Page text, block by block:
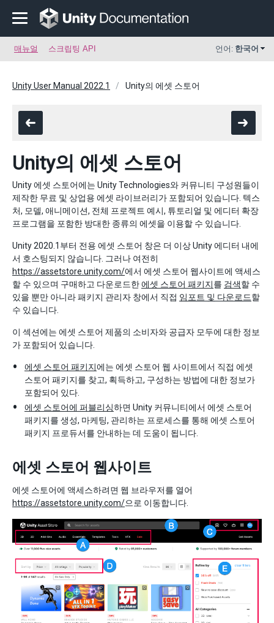
매뉴얼 스크립팅 API 언어: 한국어
Unity User Manual 2022.1 Unity의 에셋 스토어
Unity의 에셋 스토어
Unity 에셋 스토어에는 Unity Technologies와 커뮤니티 구성원들이
제작한 무료 및 상업용 에셋 라이브러리가 포함되어 있습니다. 텍스
처, 모델, 애니메이션, 전체 프로젝트 예시, 튜토리얼 및 에디터 확장
프로그램을 포함한 방대한 종류의 에셋을 이용할 수 있습니다.
Unity 2020.1부터 전용 에셋 스토어 창은 더 이상 Unity 에디터 내에
서 호스팅되지 않습니다. 그러나 여전히
https://assetstore.unity.com/에서 에셋 스토어 웹사이트에 액세스
할 수 있으며 구매하고 다운로드한에셋 스토어 패키지를 검색할 수
있을 뿐만 아니라 패키지 관리자 창에서 직접 임포트 및 다운로드할
수 있습니다.
이 섹션에는 에셋 스토어 제품의 소비자와 공급자 모두에 대한 정보
가 포함되어 있습니다.
에셋 스토어 패키지에는 에셋 스토어 웹 사이트에서 직접 에셋
스토어 패키지를 찾고, 획득하고, 구성하는 방법에 대한 정보가
포함되어 있다.
에셋 스토어에 퍼블리싱하면 Unity 커뮤니티에서 에셋 스토어
패키지를 생성, 마케팅, 관리하는 프로세스를 통해 에셋 스토어
패키지 프로듀서를 안내하는 데 도움이 됩니다.
에셋 스토어 웹사이트
에셋 스토어에 액세스하려면 웹 브라우저를 열어
https://assetstore.unity.com/으로 이동합니다.